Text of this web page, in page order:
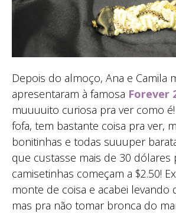
Depois do almoço, Ana e Camila
apresentaram à famosa Forever
muuuuito curiosa pra ver como
fofa, tem bastante coisa pra ver,
bonitinhas e todas suuuper
que custasse mais de 30 dólares
camisetinhas começam a $2.50!
monte de coisa e acabei levando
mas pra não tomar bronca do